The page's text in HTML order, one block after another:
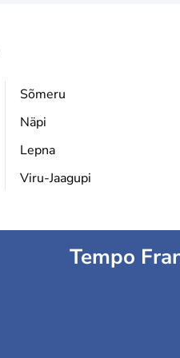
Sõmeru
Näpi
Lepna
Viru-Jaagupi
Tempo